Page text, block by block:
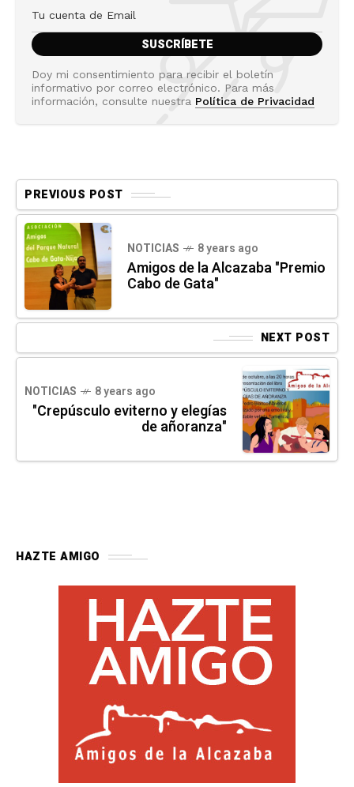
Doy mi consentimiento para recibir el boletín
informativo por correo electrónico. Para más
información, consulte nuestra Política de Privacidad
PREVIOUS POST
NOTICIAS 8 years ago
Amigos de la Alcazaba "Premio
Cabo de Gata"
NEXT POST
NOTICIAS 8 years ago
"Crepúsculo eviterno y elegías
de añoranza"
HAZTE AMIGO